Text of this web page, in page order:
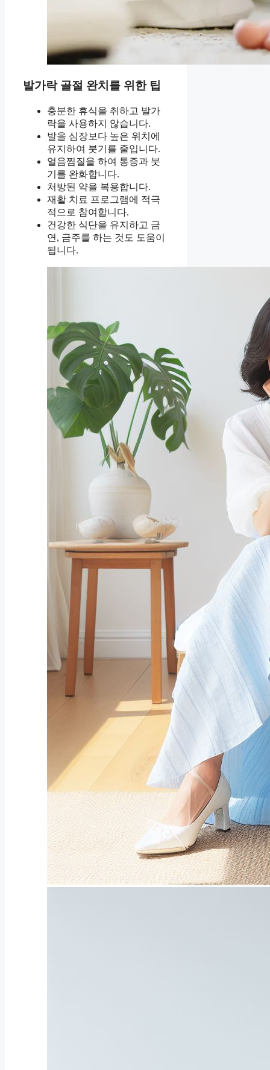
발가락 골절 완치를 위한 팁
충분한 휴식을 취하고 발가
락을 사용하지 않습니다.
발을 심장보다 높은 위치에
유지하여 붓기를 줄입니다.
얼음찜질을 하여 통증과 붓
기를 완화합니다.
처방된 약을 복용합니다.
재활 치료 프로그램에 적극
적으로 참여합니다.
건강한 식단을 유지하고 금
연, 금주를 하는 것도 도움이
됩니다.